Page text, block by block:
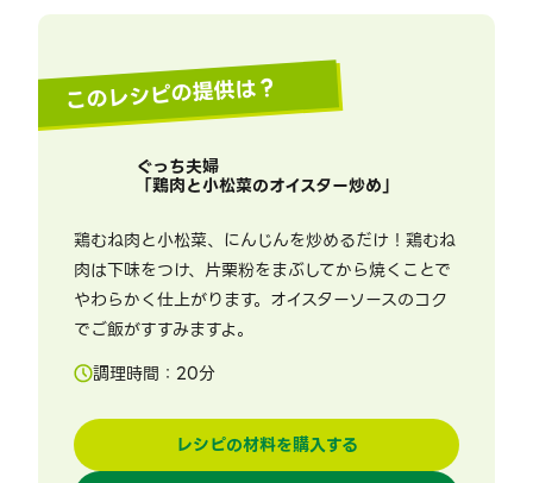
このレシピの提供は？
ぐっち夫婦
「鶏肉と小松菜のオイスター炒め」
鶏むね肉と小松菜、にんじんを炒めるだけ！鶏むね
肉は下味をつけ、片栗粉をまぶしてから焼くことで
やわらかく仕上がります。オイスターソースのコク
でご飯がすすみますよ。
調理時間： 20分
レシピの材料を購入する